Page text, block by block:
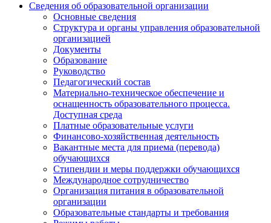
Сведения об образовательной организации
Основные сведения
Структура и органы управления образовательной
организацией
Документы
Образование
Руководство
Педагогический состав
Материально-техническое обеспечение и
оснащенность образовательного процесса.
Доступная среда
Платные образовательные услуги
Финансово-хозяйственная деятельность
Вакантные места для приема (перевода)
обучающихся
Стипендии и меры поддержки обучающихся
Международное сотрудничество
Организация питания в образовательной
организации
Образовательные стандарты и требования